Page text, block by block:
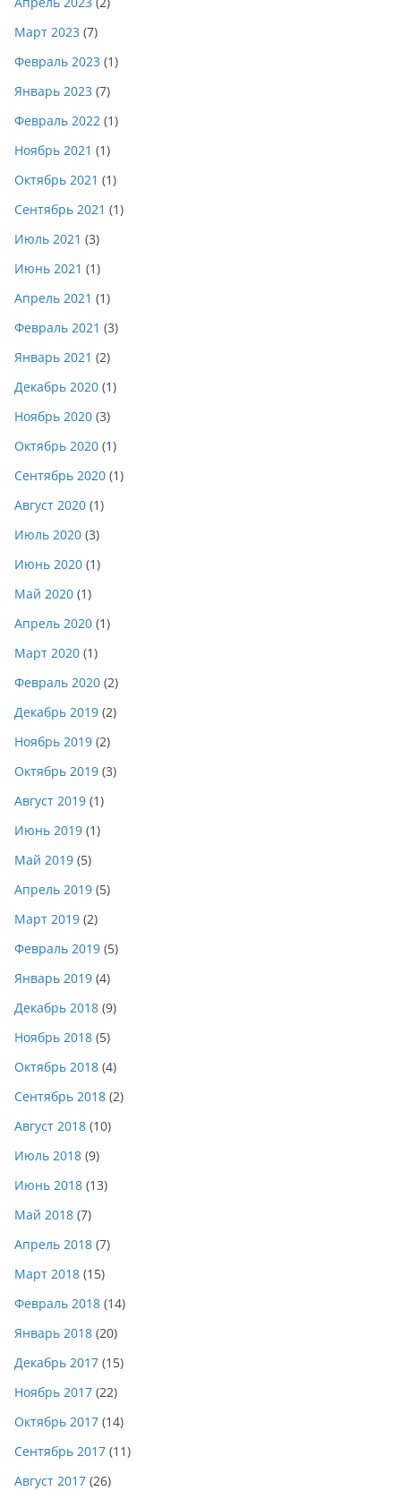
Март 2023 (7)
Февраль 2023 (1)
Январь 2023 (7)
Февраль 2022 (1)
Ноябрь 2021 (1)
Октябрь 2021 (1)
Сентябрь 2021 (1)
Июль 2021 (3)
Июнь 2021 (1)
Апрель 2021 (1)
Февраль 2021 (3)
Январь 2021 (2)
Декабрь 2020 (1)
Ноябрь 2020 (3)
Октябрь 2020 (1)
Сентябрь 2020 (1)
Август 2020 (1)
Июль 2020 (3)
Июнь 2020 (1)
Май 2020 (1)
Апрель 2020 (1)
Март 2020 (1)
Февраль 2020 (2)
Декабрь 2019 (2)
Ноябрь 2019 (2)
Октябрь 2019 (3)
Август 2019 (1)
Июнь 2019 (1)
Май 2019 (5)
Апрель 2019 (5)
Март 2019 (2)
Февраль 2019 (5)
Январь 2019 (4)
Декабрь 2018 (9)
Ноябрь 2018 (5)
Октябрь 2018 (4)
Сентябрь 2018 (2)
Август 2018 (10)
Июль 2018 (9)
Июнь 2018 (13)
Май 2018 (7)
Апрель 2018 (7)
Март 2018 (15)
Февраль 2018 (14)
Январь 2018 (20)
Декабрь 2017 (15)
Ноябрь 2017 (22)
Октябрь 2017 (14)
Сентябрь 2017 (11)
Август 2017 (26)